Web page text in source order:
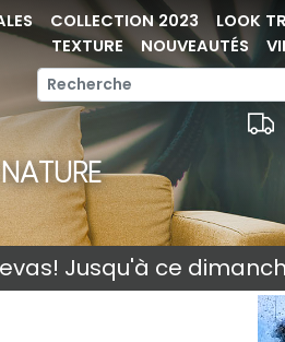
COLLECTION 2023 LOOK
TEXTURE
NOUVEAUTÉS
Jusqu'à ce